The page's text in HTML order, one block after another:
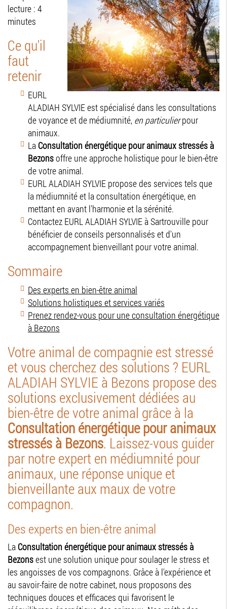
lecture : 4
minutes
Ce qu'il
faut
retenir
EURL
ALADIAH SYLVIE est spécialisé dans les consultations
de voyance et de médiumnité, en particulierpour
animaux.
La Consultation énergétique pour animaux stressés à
Bezonsoffre une approche holistique pour le bien-être
de votre animal.
EURL ALADIAH SYLVIE propose des services tels que
la médiumnité et la consultation énergétique, en
mettant en avant l'harmonie et la sérénité.
Contactez EURL ALADIAH SYLVIE à Sartrouville pour
bénéficier de conseils personnalisés et d'un
accompagnement bienveillant pour votre animal.
Sommaire
Des experts en bien-être animal
Solutions holistiques et services variés
Prenez rendez-vous pour une consultation énergétique
à Bezons
Votre animal de compagnie est stressé
et vous cherchez des solutions ? EURL
ALADIAH SYLVIE à Bezons propose des
solutions exclusivement dédiées au
bien-être de votre animal grâce à la
Consultation énergétique pour animaux
stressés à Bezons. Laissez-vous guider
par notre expert en médiumnité pour
animaux, une réponse unique et
bienveillante aux maux de votre
compagnon.
Des experts en bien-être animal
La Consultation énergétique pour animaux stressés à
Bezonsest une solution unique pour soulager le stress et
les angoisses de vos compagnons. Grâce à l'expérience et
au savoir-faire de notre cabinet, nous proposons des
techniques douces et efficaces qui favorisent le